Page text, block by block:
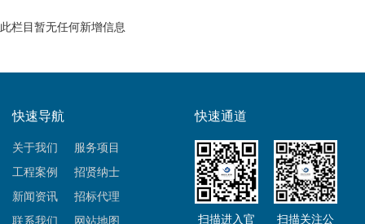
此栏目暂无任何新增信息
快速导航
关于我们
服务项目
工程案例
招贤纳士
新闻资讯
招标代理
联系我们
网站地图
快速通道
扫描进入官
扫描关注公